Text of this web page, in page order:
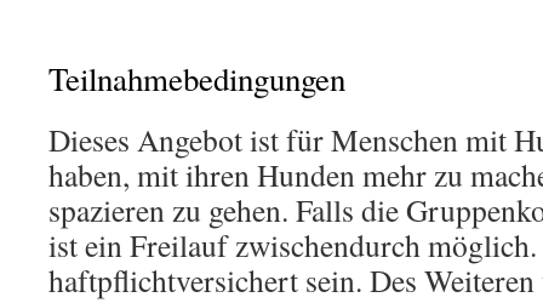
Teilnahmebedingungen
Dieses Angebot ist für Menschen mit
haben, mit ihren Hunden mehr zu
spazieren zu gehen. Falls die
ist ein Freilauf zwischendurch
haftpflichtversichert sein. Des Weiteren